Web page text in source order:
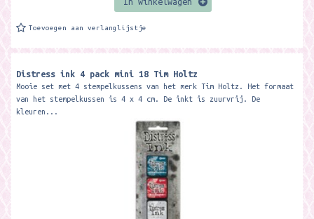
Toevoegen aan verlanglijstje
Distress ink 4 pack mini 18 Tim Holtz
Mooie set met 4 stempelkussens van het merk Tim Holtz. Het formaat
van het stempelkussen is 4 x 4 cm. De inkt is zuurvrij. De
kleuren...